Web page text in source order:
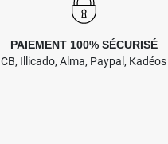
PAIEMENT 100% SÉCURISÉ
CB, Illicado, Alma, Paypal, Kadéos